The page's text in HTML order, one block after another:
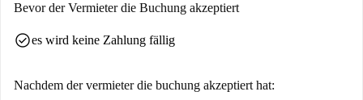
Bevor der Vermieter die Buchung akzeptiert
check_circlees wird keine Zahlung fällig
Nachdem der vermieter die buchung akzeptiert hat: